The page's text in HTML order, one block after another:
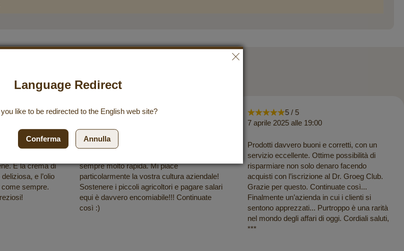
that convinces
liscio. La
E la crema di
e l’olio
sempre.
5 / 5
Mi piacciono molto i prodotti Dr. Goerg e li
sempre molto rapida. Mi piace
particolarmente la vostra cultura aziendale!
Sostenere i piccoli agricoltori e pagare salari
equi è davvero encomiabile!!! Continuate
così :)
5 / 5
7 aprile 2025 alle 19:00
Prodotti davvero buoni e corretti, con un
servizio eccellente. Ottime possibilità di
risparmiare non solo denaro facendo
acquisti con l’iscrizione al Dr. Groeg Club.
Grazie per questo. Continuate così...
Finalmente un’azienda in cui i clienti si
sentono apprezzati... Purtroppo è una rarità
nel mondo degli affari di oggi. Cordiali saluti,
***
Language Redirect
like to be redirected to the English web site?
Conferma Annulla